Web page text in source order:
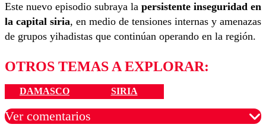
Este nuevo episodio subraya la persistente inseguridad en
la capital siria, en medio de tensiones internas y amenazas
de grupos yihadistas que continúan operando en la región.
OTROS TEMAS A EXPLORAR:
DAMASCO SIRIA
Ver comentarios